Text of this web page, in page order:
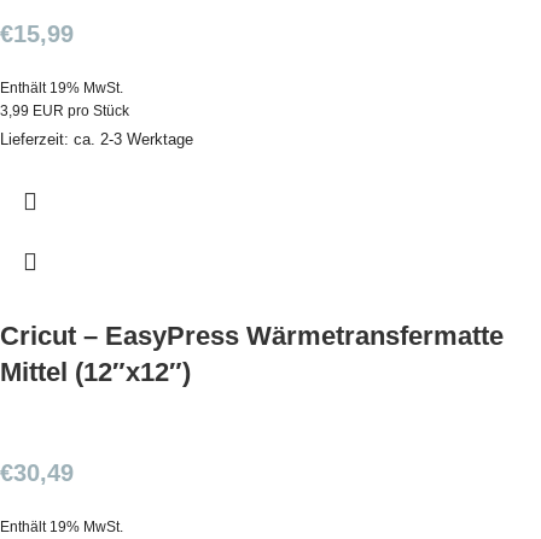
€15,99
Enthält 19% MwSt.
3,99 EUR pro Stück
Lieferzeit: ca. 2-3 Werktage
Cricut – EasyPress Wärmetransfermatte
Mittel (12″x12″)
€30,49
Enthält 19% MwSt.